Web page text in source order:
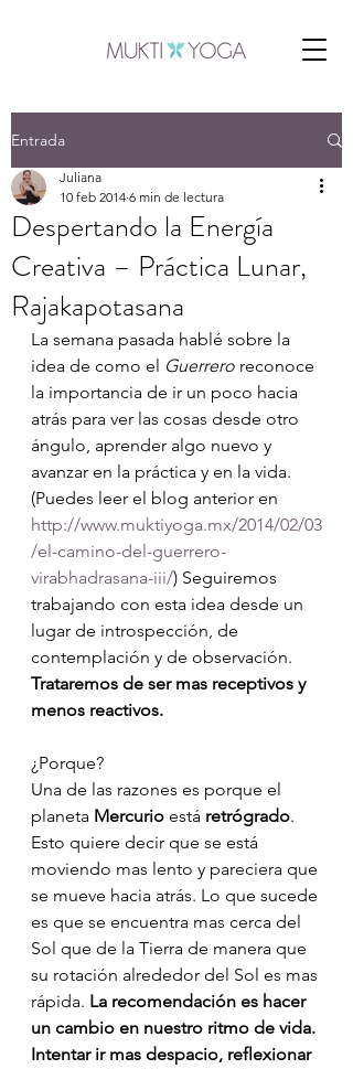
Entrada
Despertando la Energía
Creativa – Práctica Lunar,
Rajakapotasana
Juliana
10 feb 2014 6 min de lectura
La semana pasada hablé sobre la
idea de como el Guerrero reconoce
la importancia de ir un poco hacia
atrás para ver las cosas desde otro
ángulo, aprender algo nuevo y
avanzar en la práctica y en la vida.
(Puedes leer el blog anterior en
http://www.muktiyoga.mx/2014/02/03
/el-camino-del-guerrero-
virabhadrasana-iii/) Seguiremos
trabajando con esta idea desde un
lugar de introspección, de
contemplación y de observación.
Trataremos de ser mas receptivos y
menos reactivos.
¿Porque?
Una de las razones es porque el
planeta Mercurio está retrógrado.
Esto quiere decir que se está
moviendo mas lento y pareciera que
se mueve hacia atrás. Lo que sucede
es que se encuentra mas cerca del
Sol que de la Tierra de manera que
su rotación alrededor del Sol es mas
rápida. La recomendación es hacer
un cambio en nuestro ritmo de vida.
Intentar ir mas despacio, reflexionar